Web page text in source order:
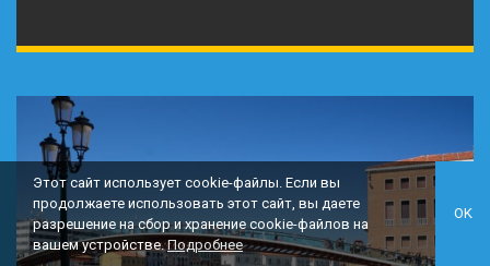
Этот сайт использует cookie-файлы. Если вы
продолжаете использовать этот сайт, вы даете
разрешение на сбор и хранение cookie-файлов на
вашем устройстве.Подробнее
OK